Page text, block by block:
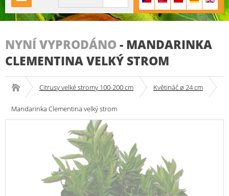
NYNÍ VYPRODÁNO - MANDARINKA
CLEMENTINA VELKÝ STROM
Citrusy velké stromy 100-200 cm Květináč ø 24 cm
Mandarinka Clementina velký strom